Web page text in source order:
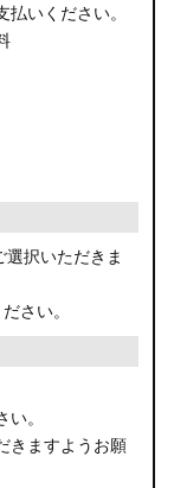
いください。
択いただきま
さい。
。
きますようお願